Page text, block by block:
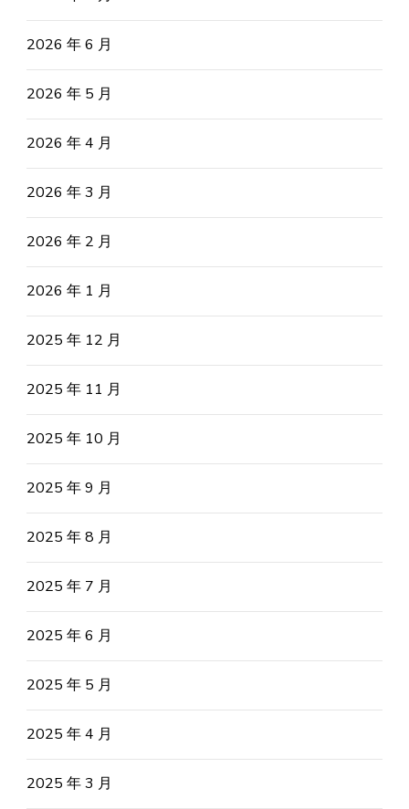
2026 年 6 月
2026 年 5 月
2026 年 4 月
2026 年 3 月
2026 年 2 月
2026 年 1 月
2025 年 12 月
2025 年 11 月
2025 年 10 月
2025 年 9 月
2025 年 8 月
2025 年 7 月
2025 年 6 月
2025 年 5 月
2025 年 4 月
2025 年 3 月